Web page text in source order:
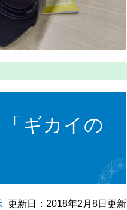
ギカイの
更新日：2018年2月8日更新